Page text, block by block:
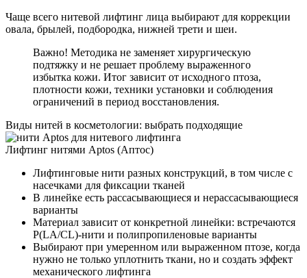
Чаще всего нитевой лифтинг лица выбирают для коррекции
овала, брылей, подбородка, нижней трети и шеи.
Важно! Методика не заменяет хирургическую
подтяжку и не решает проблему выраженного
избытка кожи. Итог зависит от исходного птоза,
плотности кожи, техники установки и соблюдения
ограничений в период восстановления.
Виды нитей в косметологии: выбрать подходящие
Лифтинг нитями Aptos (Аптос)
Лифтинговые нити разных конструкций, в том числе с
насечками для фиксации тканей
В линейке есть рассасывающиеся и нерассасывающиеся
варианты
Материал зависит от конкретной линейки: встречаются
P(LA/CL)-нити и полипропиленовые варианты
Выбирают при умеренном или выраженном птозе, когда
нужно не только уплотнить ткани, но и создать эффект
механического лифтинга